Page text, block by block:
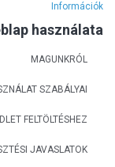
Információk
használata
MAGUNKRÓL
SZABÁLYAI
FELTÖLTÉSHEZ
JAVASLATOK